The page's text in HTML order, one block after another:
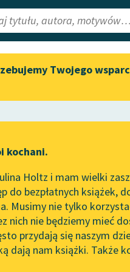
Lektury
redakcyjne
Zapraszamy
literatury
Wolne
„Kochanek
do słuchania
Lekturach
Nowy
Twojego
kochani.
Holtz i mam wielki
do bezpłatnych książek,
Musimy nie tylko
nich nie będziemy mieć
przydają się naszym
dają nam książki. Także
powieść fantastyczna✖